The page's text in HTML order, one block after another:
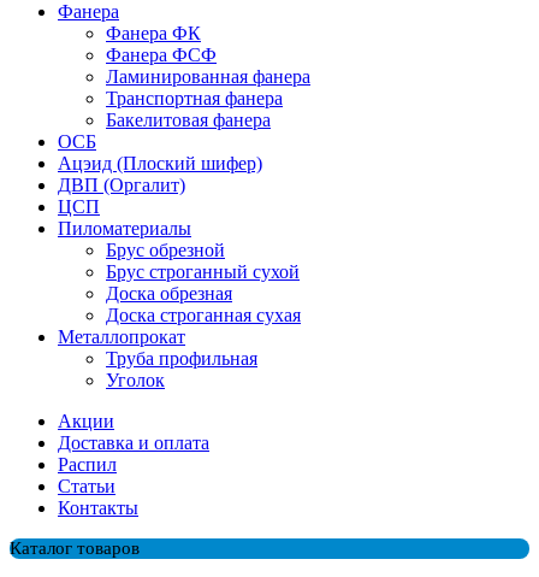
Фанера
Фанера ФК
Фанера ФСФ
Ламинированная фанера
Транспортная фанера
Бакелитовая фанера
ОСБ
Ацэид (Плоский шифер)
ДВП (Оргалит)
ЦСП
Пиломатериалы
Брус обрезной
Брус строганный сухой
Доска обрезная
Доска строганная сухая
Металлопрокат
Труба профильная
Уголок
Акции
Доставка и оплата
Распил
Cтатьи
Контакты
Каталог товаров